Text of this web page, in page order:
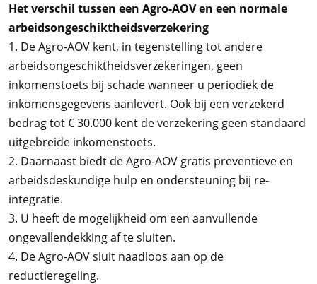
Het verschil tussen een Agro-AOV en een normale
arbeidsongeschiktheidsverzekering
1. De Agro-AOV kent, in tegenstelling tot andere
arbeidsongeschiktheidsverzekeringen, geen
inkomenstoets bij schade wanneer u periodiek de
inkomensgegevens aanlevert. Ook bij een verzekerd
bedrag tot € 30.000 kent de verzekering geen standaard
uitgebreide inkomenstoets.
2. Daarnaast biedt de Agro-AOV gratis preventieve en
arbeidsdeskundige hulp en ondersteuning bij re-
integratie.
3. U heeft de mogelijkheid om een aanvullende
ongevallendekking af te sluiten.
4. De Agro-AOV sluit naadloos aan op de
reductieregeling.